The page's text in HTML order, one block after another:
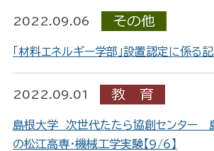
2022.09.06
「材料エネルギー学部」設置認定に係る
2022.09.01
島根大学 次世代たたら協創センター
の松江高専・機械工学実験【9/6】